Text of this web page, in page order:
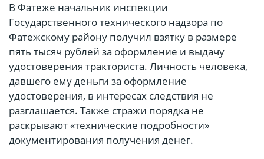
В Фатеже начальник инспекции
Государственного технического надзора по
Фатежскому району получил взятку в размере
пять тысяч рублей за оформление и выдачу
удостоверения тракториста. Личность человека,
давшего ему деньги за оформление
удостоверения, в интересах следствия не
разглашается. Также стражи порядка не
раскрывают «технические подробности»
документирования получения денег.